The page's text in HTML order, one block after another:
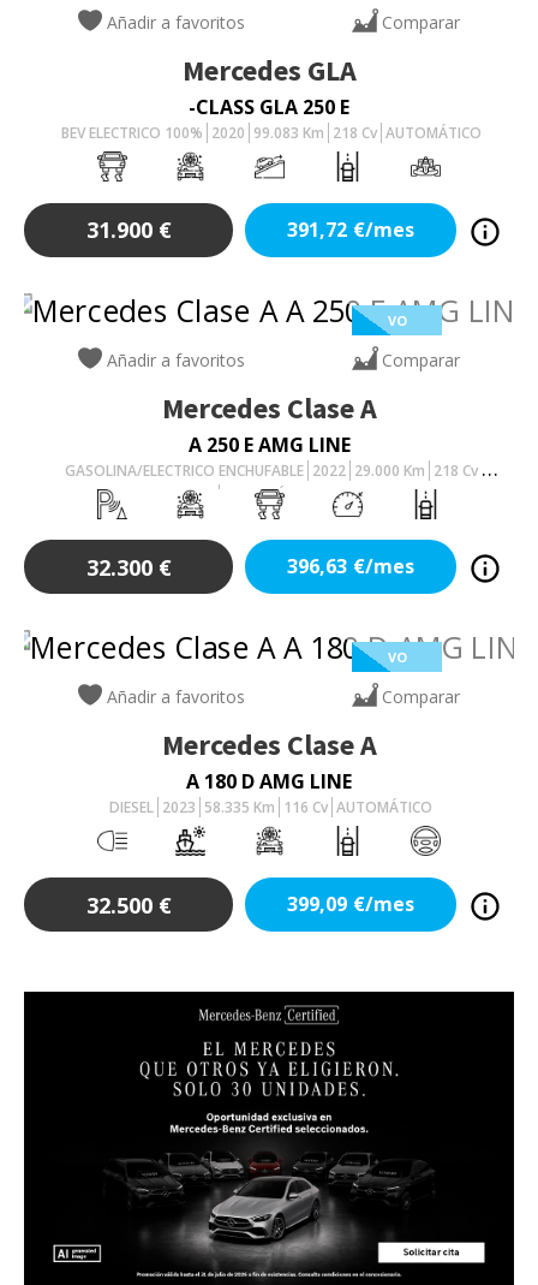
Añadir a favoritos Comparar
Mercedes GLA
-CLASS GLA 250 E
BEV ELECTRICO 100% 2020 99.083 Km 218 Cv AUTOMÁTICO
31.900 € 391,72 €/mes
VO
Añadir a favoritos Comparar
Mercedes Clase A
A 250 E AMG LINE
GASOLINA/ELECTRICO ENCHUFABLE 2022 29.000 Km 218 Cv
AUTOMÁTICO
32.300 € 396,63 €/mes
VO
Añadir a favoritos Comparar
Mercedes Clase A
A 180 D AMG LINE
DIESEL 2023 58.335 Km 116 Cv AUTOMÁTICO
32.500 € 399,09 €/mes